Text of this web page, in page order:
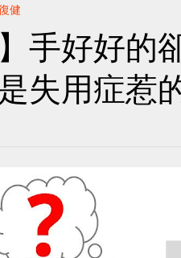
健
手好好的
失用症惹